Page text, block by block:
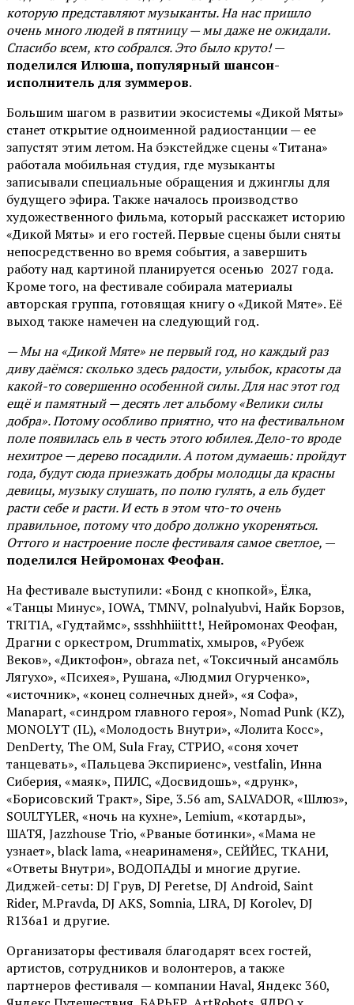
которую представляют музыканты. На нас пришло
очень много людей в пятницу — мы даже не ожидали.
Спасибо всем, кто собрался. Это было круто!—
поделился Илюша, популярный шансон-
исполнитель для зуммеров.
Большим шагом в развитии экосистемы «Дикой Мяты»
станет открытие одноименной радиостанции — ее
запустят этим летом. На бэкстейдже сцены «Титана»
работала мобильная студия, где музыканты
записывали специальные обращения и джинглы для
будущего эфира. Также началось производство
художественного фильма, который расскажет историю
«Дикой Мяты» и его гостей. Первые сцены были сняты
непосредственно во время события, а завершить
работу над картиной планируется осенью 2027 года.
Кроме того, на фестивале собирала материалы
авторская группа, готовящая книгу о «Дикой Мяте». Её
выход также намечен на следующий год.
— Мы на «Дикой Мяте» не первый год, но каждый раз
диву даёмся: сколько здесь радости, улыбок, красоты да
какой-то совершенно особенной силы. Для нас этот год
ещё и памятный — десять лет альбому «Велики силы
добра». Потому особливо приятно, что на фестивальном
поле появилась ель в честь этого юбилея. Дело-то вроде
нехитрое — дерево посадили. А потом думаешь: пройдут
года, будут сюда приезжать добры молодцы да красны
девицы, музыку слушать, по полю гулять, а ель будет
расти себе и расти. И есть в этом что-то очень
правильное, потому что добро должно укореняться.
Оттого и настроение после фестиваля самое светлое, —
поделился Нейромонах Феофан.
На фестивале выступили: «Бонд с кнопкой», Ёлка,
«Танцы Минус», IOWA, TMNV, polnalyubvi, Найк Борзов,
TRITIA, «Гудтаймс», ssshhhiiittt!, Нейромонах Феофан,
Драгни с оркестром, Drummatix, хмыров, «Рубеж
Веков», «Диктофон», obraza net, «Токсичный ансамбль
Лягухо», «Психея», Рушана, «Людмил Огурченко»,
«источник», «конец солнечных дней», «я Софа»,
Manapart, «синдром главного героя», Nomad Punk (KZ),
MONOLYT (IL), «Молодость Внутри», «Лолита Косс»,
DenDerty, The OM, Sula Fray, СТРИО, «соня хочет
танцевать», «Пальцева Экспириенс», vestfalin, Инна
Сиберия, «маяк», ПИЛС, «Досвидошь», «друнк»,
«Борисовский Тракт», Sipe, 3.56 am, SALVADOR, «Шлюз»,
SOULTYLER, «ночь на кухне», Lemium, «котарды»,
ШАТЯ, Jazzhouse Trio, «Рваные ботинки», «Мама не
узнает», black lama, «неаринаменя», СЕЙЙЕС, ТКАНИ,
«Ответы Внутри», ВОДОПАДЫ и многие другие.
Диджей-сеты: DJ Грув, DJ Peretse, DJ Android, Saint
Rider, М.Pravda, DJ AKS, Somnia, LIRA, DJ Korolev, DJ
R136a1 и другие.
Организаторы фестиваля благодарят всех гостей,
артистов, сотрудников и волонтеров, а также
партнеров фестиваля — компании Haval, Яндекс 360,